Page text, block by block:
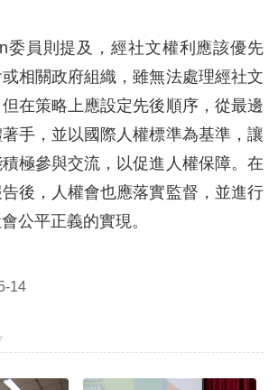
委員則提及，經社文權利應該優先
相關政府組織，雖無法處理經社文
在策略上應設定先後順序，從最邊
手，並以國際人權標準為基準，讓
極參與交流，以促進人權保障。在
後，人權會也應落實監督，並進行
公平正義的實現。
14